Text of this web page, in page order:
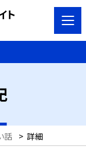
ト
話 > 詳細